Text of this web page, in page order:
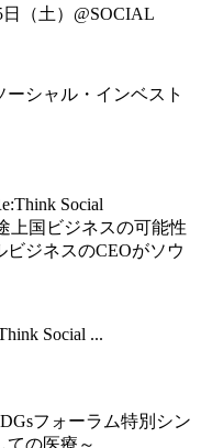
ーシャル・インベスト
Social ...